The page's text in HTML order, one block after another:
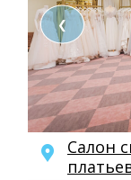
❮
Салон